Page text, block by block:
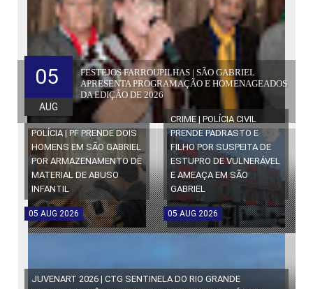
FESTEJOS FARROUPILHAS | SÃO GABRIEL
APRESENTA PROGRAMAÇÃO E HOMENAGEADOS
DA EDIÇÃO DE 2026
05
AUG
POLÍCIA | PF PRENDE DOIS
HOMENS EM SÃO GABRIEL
POR ARMAZENAMENTO DE
MATERIAL DE ABUSO
INFANTIL
05 AUG 2026
CRIME | POLÍCIA CIVIL
PRENDE PADRASTO E
FILHO POR SUSPEITA DE
ESTUPRO DE VULNERÁVEL
E AMEAÇA EM SÃO
GABRIEL
05 AUG 2026
JUVENART 2026 | CTG SENTINELA DO RIO GRANDE